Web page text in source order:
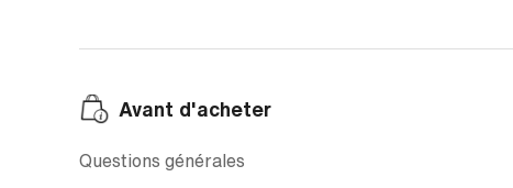
Questions générales
Avant d'acheter